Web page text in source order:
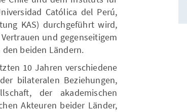
Católica del Perú,
KAS) durchgeführt wird,
und gegenseitigem
beiden Ländern.
10 Jahren verschiedene
bilateralen Beziehungen,
der akademischen
Akteuren beider Länder,